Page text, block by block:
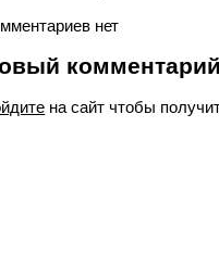
нет
на сайт чтобы